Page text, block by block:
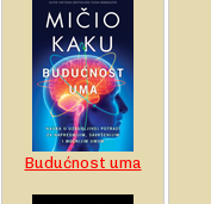
Budućnost uma